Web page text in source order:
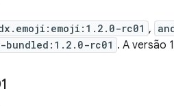
rc01 ,
bundled:1.2.0-rc01 . A versão